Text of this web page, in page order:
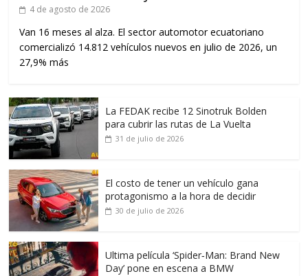
4 de agosto de 2026
Van 16 meses al alza. El sector automotor ecuatoriano
comercializó 14.812 vehículos nuevos en julio de 2026, un
27,9% más
La FEDAK recibe 12 Sinotruk Bolden
para cubrir las rutas de La Vuelta
31 de julio de 2026
El costo de tener un vehículo gana
protagonismo a la hora de decidir
30 de julio de 2026
Ultima película ‘Spider‑Man: Brand New
Day’ pone en escena a BMW